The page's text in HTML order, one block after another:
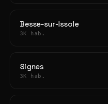
Besse-sur-Issole
3K hab.
Signes
3K hab.